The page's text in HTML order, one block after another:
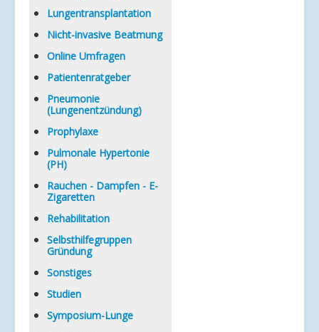
Lungentransplantation
Nicht-invasive Beatmung
Online Umfragen
Patientenratgeber
Pneumonie
(Lungenentzündung)
Prophylaxe
Pulmonale Hypertonie
(PH)
Rauchen - Dampfen - E-
Zigaretten
Rehabilitation
Selbsthilfegruppen
Gründung
Sonstiges
Studien
Symposium-Lunge